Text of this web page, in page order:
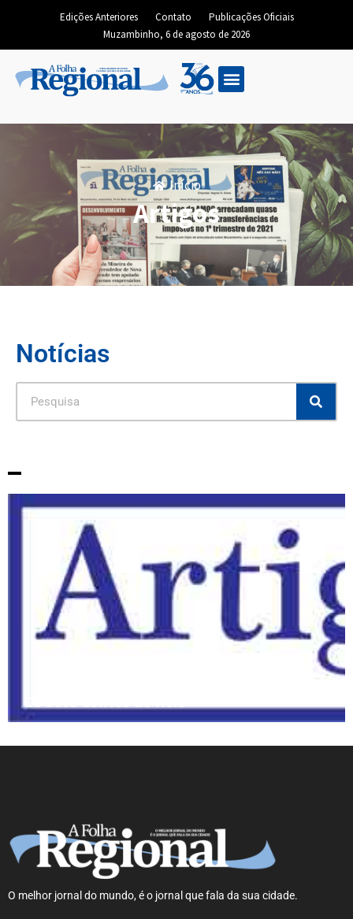
Edições Anteriores Contato
Publicações Oficiais
Muzambinho, 6 de agosto de 2026
Início
Artigos
Notícias
Os Sete Contos de Réis
O melhor jornal do mundo, é o jornal que fala da sua cidade.